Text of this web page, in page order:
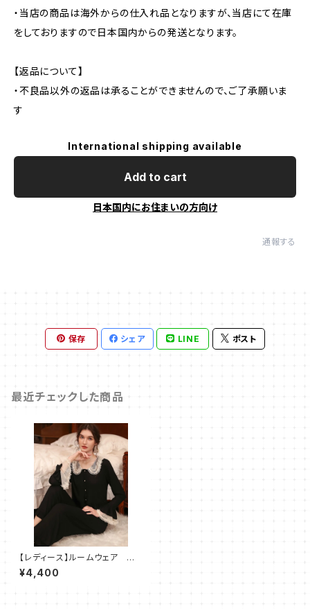
・当店の商品は海外からの仕入れ品となりますが、当店にて在庫
をしておりますので日本国内からの発送となります。
【返品について】
・不良品以外の返品は承ることができませんので、ご了承願いま
す
International shipping available
Add to cart
日本国内にお住まいの方向け
通報する
保存 シェア LINE ポスト
最近チェックした商品
【レディース】ルームウェア レ
ース パジャマ 部屋着 2点
セット
¥4,400